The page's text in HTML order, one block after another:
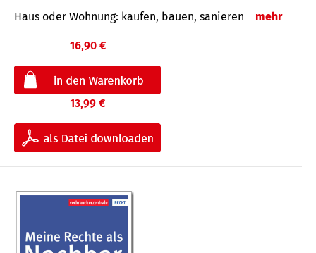
Haus oder Wohnung: kaufen, bauen, sanieren mehr
16,90 €
13,99 €